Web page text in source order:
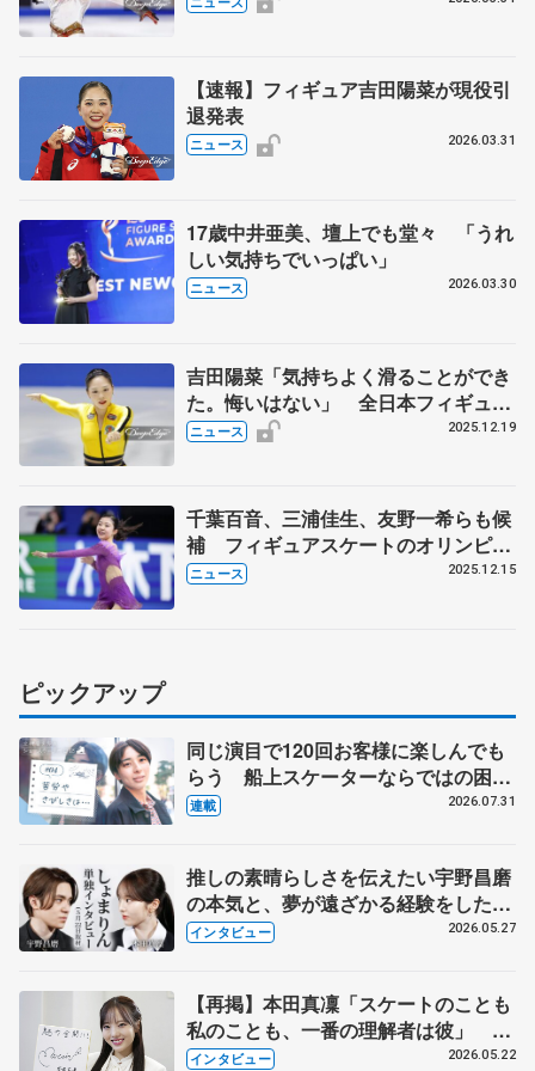
【速報】フィギュア吉田陽菜が現役引
退発表
ニュース 2026.03.31
17歳中井亜美、壇上でも堂々 「うれ
しい気持ちでいっぱい」
ニュース 2026.03.30
吉田陽菜「気持ちよく滑ることができ
た。悔いはない」 全日本フィギュア
女子SP
ニュース 2025.12.19
千葉百音、三浦佳生、友野一希らも候
補 フィギュアスケートのオリンピッ
ク代表選考
ニュース 2025.12.15
ピックアップ
同じ演目で120回お客様に楽しんでも
らう 船上スケーターならではの困難
とは 影響あったPIW前キャプテン松
連載 2026.07.31
推しの素晴らしさを伝えたい宇野昌磨
の本気と、夢が遠ざかる経験をした本
田真凜の覚悟
インタビュー 2026.05.27
【再掲】本田真凜「スケートのことも
私のことも、一番の理解者は彼」 引
退時の単独インタビューで語った競技
インタビュー 2026.05.22